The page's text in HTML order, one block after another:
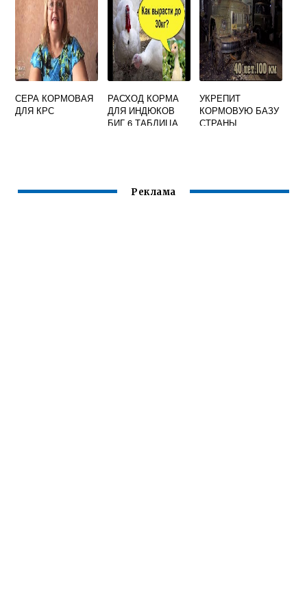
СЕРА КОРМОВАЯ
ДЛЯ КРС
РАСХОД КОРМА
ДЛЯ ИНДЮКОВ
БИГ 6 ТАБЛИЦА
УКРЕПИТ
КОРМОВУЮ БАЗУ
СТРАНЫ
Реклама